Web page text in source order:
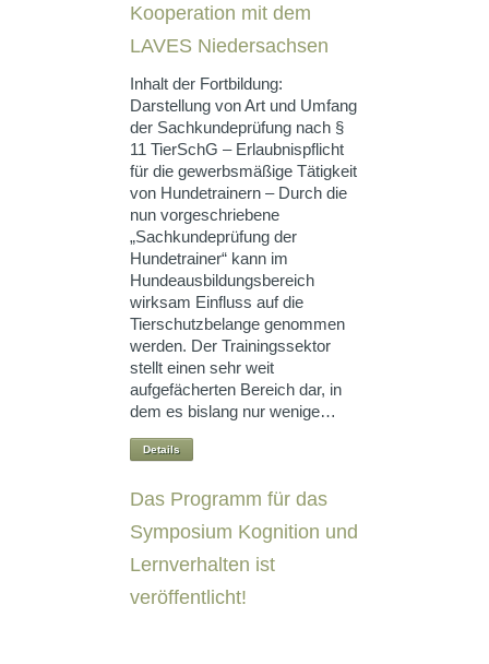
Kooperation mit dem
LAVES Niedersachsen
Inhalt der Fortbildung:
Darstellung von Art und Umfang
der Sachkundeprüfung nach §
11 TierSchG – Erlaubnispflicht
für die gewerbsmäßige Tätigkeit
von Hundetrainern – Durch die
nun vorgeschriebene
„Sachkundeprüfung der
Hundetrainer“ kann im
Hundeausbildungsbereich
wirksam Einfluss auf die
Tierschutzbelange genommen
werden. Der Trainingssektor
stellt einen sehr weit
aufgefächerten Bereich dar, in
dem es bislang nur wenige…
Details
Das Programm für das
Symposium Kognition und
Lernverhalten ist
veröffentlicht!